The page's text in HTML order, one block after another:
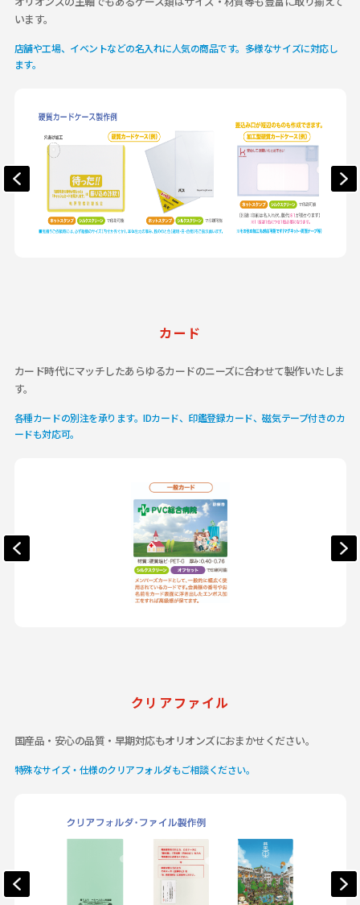
います。
店舗や工場、イベントなどの名入れに人気の商品です。多様なサイズに対応し
ます。
カード
カード時代にマッチしたあらゆるカードのニーズに合わせて製作いたしま
す。
各種カードの別注を承ります。IDカード、印鑑登録カード、磁気テープ付きのカ
ードも対応可。
クリアファイル
国産品・安心の品質・早期対応もオリオンズにおまかせください。
特殊なサイズ・仕様のクリアフォルダもご相談ください。